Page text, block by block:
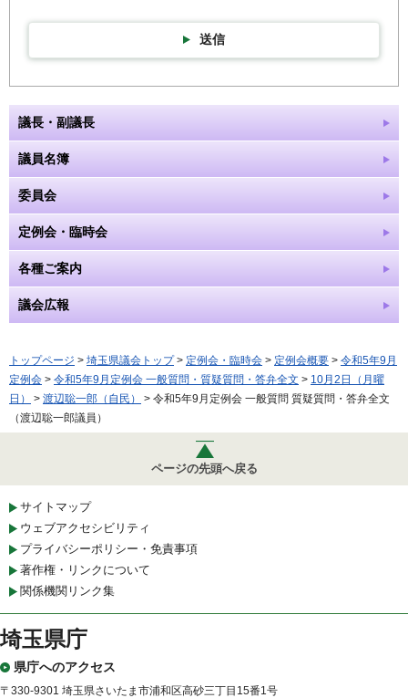
送信
議長・副議長
議員名簿
委員会
定例会・臨時会
各種ご案内
議会広報
トップページ > 埼玉県議会トップ> 定例会・臨時会 > 定例会概要 > 令和5年9月
定例会 > 令和5年9月定例会 一般質問・質疑質問・答弁全文 > 10月2日（月曜
日）
> 渡辺聡一郎（自民）
> 令和5年9月定例会 一般質問 質疑質問・答弁全文
（渡辺聡一郎議員）
ページの先頭へ戻る
サイトマップ
ウェブアクセシビリティ
プライバシーポリシー・免責事項
著作権・リンクについて
関係機関リンク集
埼玉県庁
県庁へのアクセス
〒330-9301 埼玉県さいたま市浦和区高砂三丁目15番1号